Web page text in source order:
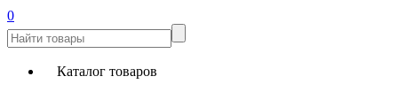
0
Каталог товаров